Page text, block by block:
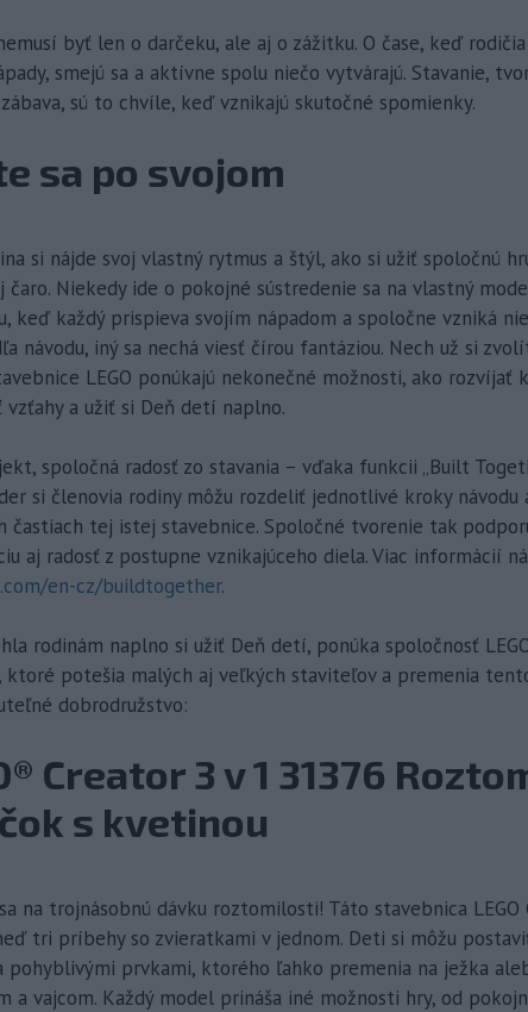
byť len o darčeku, ale aj o zážitku. O čase, keď
smejú sa a aktívne spolu niečo vytvárajú. Stavanie,
sú to chvíle, keď vznikajú skutočné spomienky.
sa po svojom
si nájde svoj vlastný rytmus a štýl, ako si užiť spoločnú
čaro. Niekedy ide o pokojné sústredenie sa na vlastný
keď každý prispieva svojím nápadom a spoločne vzniká
návodu, iný sa nechá viesť čírou fantáziou. Nech už si
LEGO ponúkajú nekonečné možnosti, ako rozvíjať
vzťahy a užiť si Deň detí naplno.
spoločná radosť zo stavania – vďaka funkcii „Built
si členovia rodiny môžu rozdeliť jednotlivé kroky návodu
častiach tej istej stavebnice. Spoločné tvorenie tak
aj radosť z postupne vznikajúceho diela. Viac informácií
en-cz/buildtogether.
rodinám naplno si užiť Deň detí, ponúka spoločnosť
ktoré potešia malých aj veľkých staviteľov a premenia
dobrodružstvo:
Creator 3 v 1 31376
s kvetinou
na trojnásobnú dávku roztomilosti! Táto stavebnica LEGO
tri príbehy so zvieratkami v jednom. Deti si môžu
pohyblivými prvkami, ktorého ľahko premenia na ježka
a vajcom. Každý model prináša iné možnosti hry, od